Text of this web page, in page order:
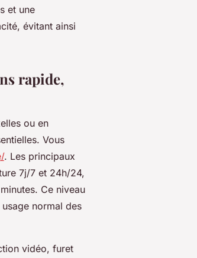
et une
évitant ainsi
rapide,
ou en
Vous
. Les principaux
7j/7 et 24h/24,
Ce niveau
normal des
vidéo, furet